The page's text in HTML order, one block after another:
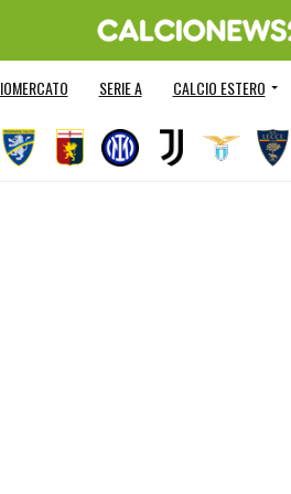
SERIE A CALCIO ESTERO